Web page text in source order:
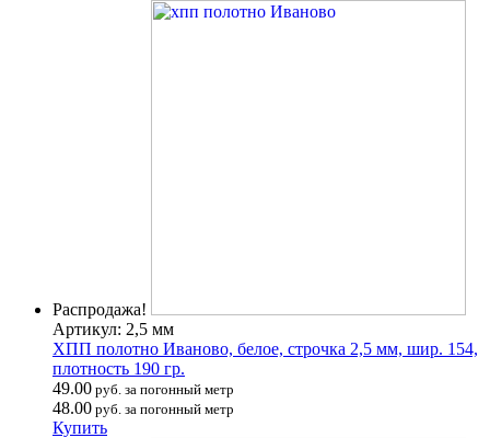
Распродажа!
Артикул: 2,5 мм
ХПП полотно Иваново, белое, строчка 2,5 мм, шир. 154,
плотность 190 гр.
49.00 руб. за погонный метр
48.00 руб. за погонный метр
Купить